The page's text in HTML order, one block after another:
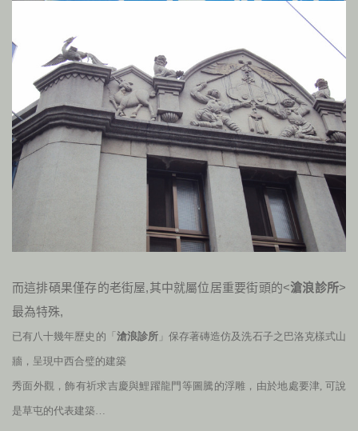
而這排碩果僅存的老街屋,其中就屬位居重要街頭的<滄浪診所>
最為特殊,
已有八十幾年歷史的「滄浪診所」保存著磚造仿及洗石子之巴洛克樣式山
牆，呈現中西合璧的建築
秀面外觀，飾有祈求吉慶與鯉躍龍門等圖騰的浮雕，由於地處要津, 可說
是草屯的代表建築…